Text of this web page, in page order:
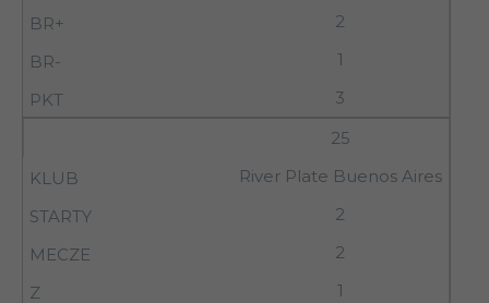
2
1
3
25
River Plate Buenos Aires
2
2
1